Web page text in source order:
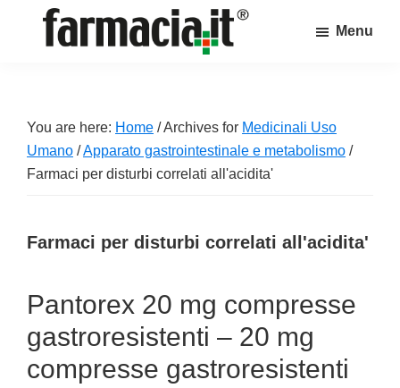
sul
mondo
della
Menu
You are here: Home /Archives for Medicinali Uso
Umano /Apparato gastrointestinale e metabolismo /
Farmaci per disturbi correlati all'acidita'
Farmaci per disturbi correlati all'acidita'
Pantorex 20 mg compresse
gastroresistenti – 20 mg
compresse gastroresistenti